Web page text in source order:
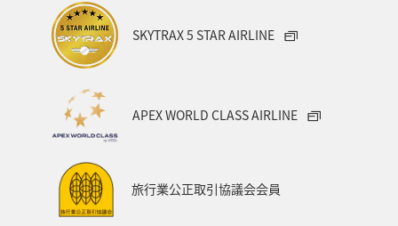
SKYTRAX 5 STAR AIRLINE
APEX WORLD CLASS AIRLINE
旅行業公正取引協議会会員